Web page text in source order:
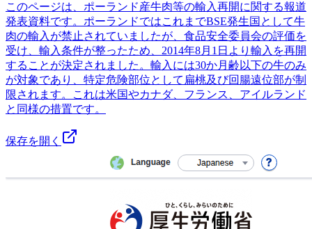
このページは、ポーランド産牛肉等の輸入再開に関する報道
発表資料です。ポーランドではこれまでBSE発生国として牛
肉の輸入が禁止されていましたが、食品安全委員会の評価を
受け、輸入条件が整ったため、2014年8月1日より輸入を再開
することが決定されました。輸入には30か月齢以下の牛のみ
が対象であり、特定危険部位として扁桃及び回腸遠位部が制
限されます。これは米国やカナダ、フランス、アイルランド
と同様の措置です。
保存を開く